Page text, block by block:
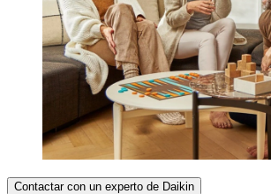
Contactar con un experto de Daikin